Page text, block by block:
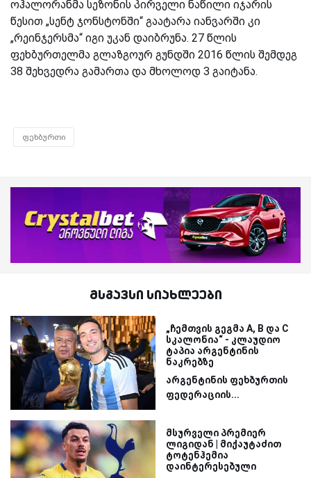
ოჰალორანმა სეზონის პირველი ნაწილი იჯარის
წესით „სენტ ჯონსტონში“ გაატარა იანვარში კი
„რეინჯერსმა“ იგი უკან დაიბრუნა. 27 წლის
ფეხბურთელმა გლაზგოურ გუნდში 2016 წლის შემდეგ
38 შეხვედრა გამართა და მხოლოდ 3 გაიტანა.
ფეხბურთი
მსგავსი სიახლეები
„ჩემთვის გეგმა A, B და C
სკალონია“ - კლაუდიო
ტაპია არგენტინის
ნაკრებზე
არგენტინის ფეხბურთის
ფედერაციის...
მსურველი პრემიერ
ლიგიდან | მიქაუტაძით
ტოტენჰემია
დაინტერესებული